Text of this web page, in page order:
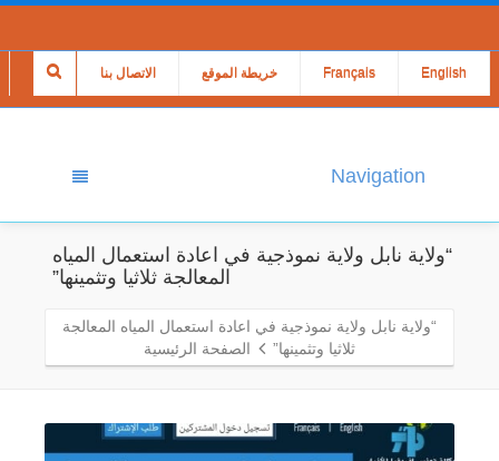
الاتصال بنا خريطة الموقع Français English
Navigation
“ولاية نابل ولاية نموذجية في اعادة استعمال المياه
المعالجة ثلاثيا وتثمينها”
“ولاية نابل ولاية نموذجية في اعادة استعمال المياه المعالجة
ثلاثيا وتثمينها”
الصفحة الرئيسية